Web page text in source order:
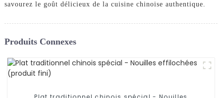
savourez le goût délicieux de la cuisine chinoise authentique.
Produits Connexes